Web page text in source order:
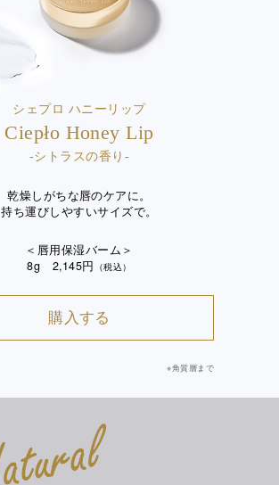
シェプロ ハニーリップ
Ciepło Honey Lip
-シトラスの香り-
乾燥しがちな唇のケアに。
持ち運びしやすいサイズで。
＜唇用保湿バーム＞
8g 2,145円 （税込）
購入する
※角質層まで